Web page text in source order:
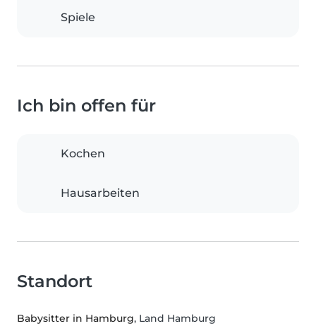
Spiele
Ich bin offen für
Kochen
Hausarbeiten
Standort
Babysitter in Hamburg, Land Hamburg